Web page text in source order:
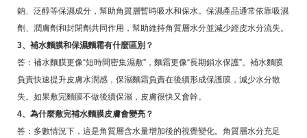
鈉、泛醇等保濕成分，幫助角質層暫時吸水和保水。保濕產品通常依靠吸濕
劑、潤膚劑和封閉劑共同作用，幫助維持角質層水分並減少經皮水分流失。
3、補水麵膜和保濕麵霜有什麼區別？
答：補水麵膜更像“短時間密集濕敷”，麵霜更像“長期鎖水保護”。補水麵膜
負責快速提升皮膚水潤感，保濕麵霜負責在後續形成保護膜，減少水分散
失。如果敷完麵膜不做後續保濕，皮膚很快又會幹。
4、為什麼敷完補水麵膜皮膚會變亮？
答：多數情況下，這是角質層含水量增加後的視覺變化。角質層水分充足